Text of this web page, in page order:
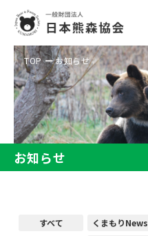
TOP お知らせ
お知らせ
すべて くまもりNews